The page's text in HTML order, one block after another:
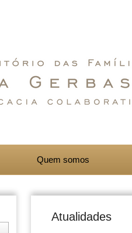
Quem somos
Atualidades